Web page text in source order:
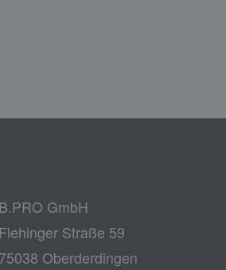
B.PRO GmbH
Flehinger Straße 59
75038 Oberderdingen